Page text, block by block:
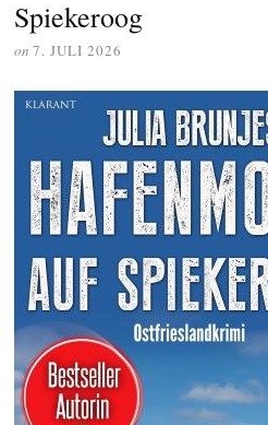
Spiekeroog
on 7. JULI 2026